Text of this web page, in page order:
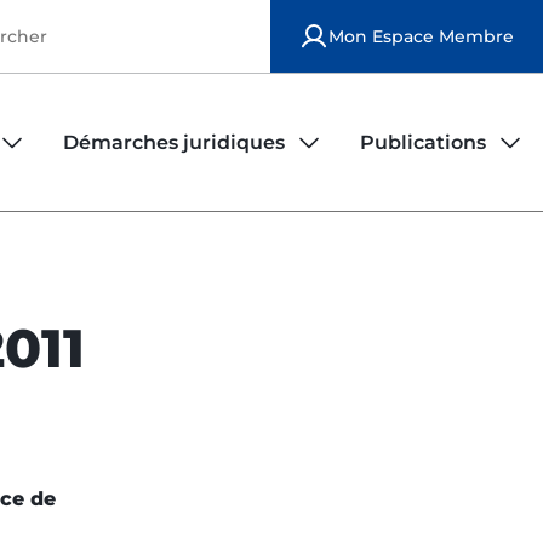
Mon Espace Membre
Démarches juridiques Publications
de